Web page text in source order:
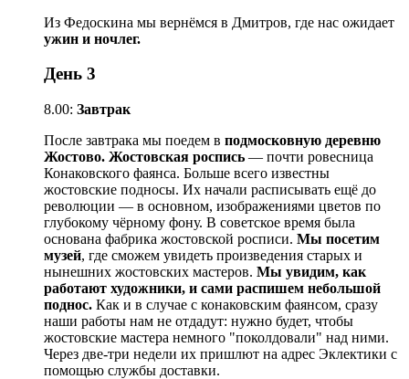
Из Федоскина мы вернёмся в Дмитров, где нас ожидает
ужин и ночлег.
День 3
8.00: Завтрак
После завтрака мы поедем в подмосковную деревню
Жостово. Жостовская роспись — почти ровесница
Конаковского фаянса. Больше всего известны
жостовские подносы. Их начали расписывать ещё до
революции — в основном, изображениями цветов по
глубокому чёрному фону. В советское время была
основана фабрика жостовской росписи. Мы посетим
музей, где сможем увидеть произведения старых и
нынешних жостовских мастеров. Мы увидим, как
работают художники, и сами распишем небольшой
поднос. Как и в случае с конаковским фаянсом, сразу
наши работы нам не отдадут: нужно будет, чтобы
жостовские мастера немного "поколдовали" над ними.
Через две-три недели их пришлют на адрес Эклектики с
помощью службы доставки.